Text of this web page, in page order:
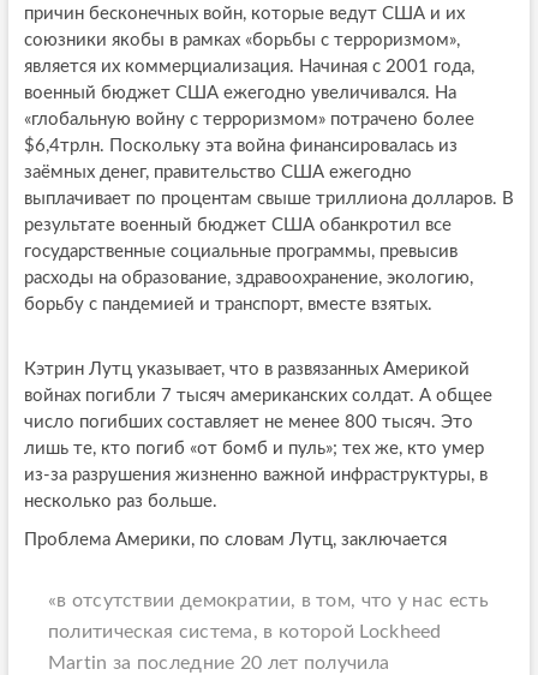
причин бесконечных войн, которые ведут США и их
союзники якобы в рамках «борьбы с терроризмом»,
является их коммерциализация. Начиная с 2001 года,
военный бюджет США ежегодно увеличивался. На
«глобальную войну с терроризмом» потрачено более
$6,4трлн. Поскольку эта война финансировалась из
заёмных денег, правительство США ежегодно
выплачивает по процентам свыше триллиона долларов. В
результате военный бюджет США обанкротил все
государственные социальные программы, превысив
расходы на образование, здравоохранение, экологию,
борьбу с пандемией и транспорт, вместе взятых.
Кэтрин Лутц указывает, что в развязанных Америкой
войнах погибли 7 тысяч американских солдат. А общее
число погибших составляет не менее 800 тысяч. Это
лишь те, кто погиб «от бомб и пуль»; тех же, кто умер
из-за разрушения жизненно важной инфраструктуры, в
несколько раз больше.
Проблема Америки, по словам Лутц, заключается
«в отсутствии демократии, в том, что у нас есть
политическая система, в которой Lockheed
Martin за последние 20 лет получила